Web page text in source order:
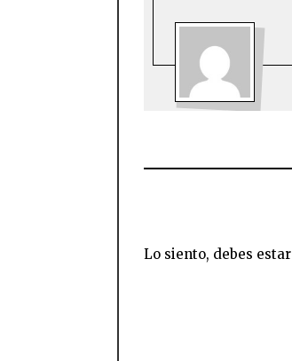
Lo siento, debes estar